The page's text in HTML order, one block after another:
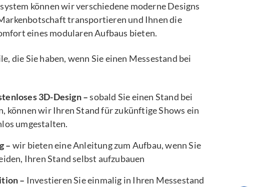
können wir verschiedene moderne Designs
transportieren und Ihnen die
eines modularen Aufbaus bieten.
die Sie haben, wenn Sie einen Messestand bei
3D-Design –sobald Sie einen Stand bei
können wir Ihren Stand für zukünftige Shows ein
umgestalten.
– wir bieten eine Anleitung zum Aufbau, wenn Sie
Ihren Stand selbst aufzubauen
– Investieren Sie einmalig in Ihren Messestand